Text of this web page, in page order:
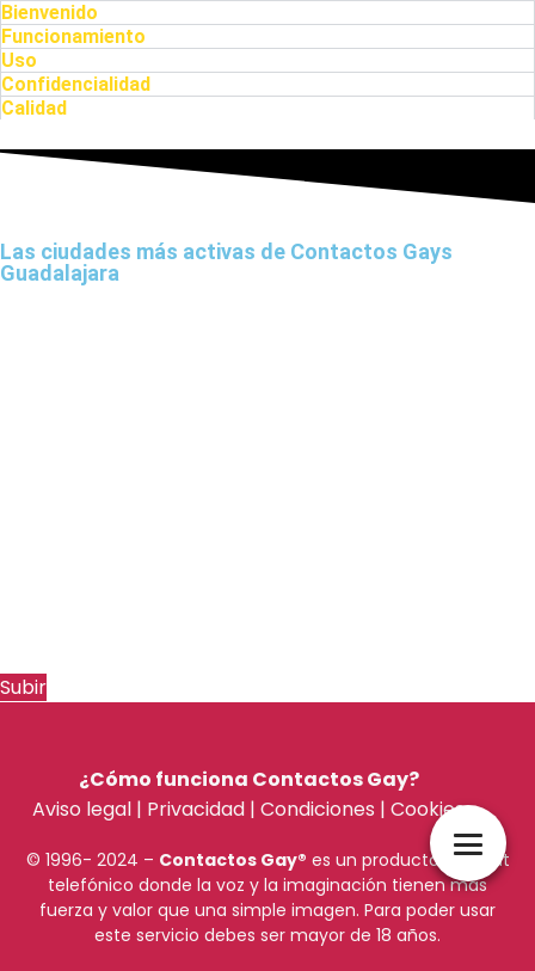
Bienvenido
Funcionamiento
Uso
Confidencialidad
Calidad
Las ciudades más activas de Contactos Gays
Guadalajara
Subir
¿Cómo funciona Contactos Gay?
Aviso legal | Privacidad | Condiciones | Cookies
© 1996- 2024 – Contactos Gay® es un producto de chat
telefónico donde la voz y la imaginación tienen más
fuerza y valor que una simple imagen. Para poder usar
este servicio debes ser mayor de 18 años.